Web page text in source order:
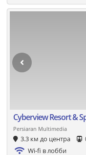
Cyberview Resort &
Persiaran Multimedia
3.3 км до центра
Wi-fi в лобби